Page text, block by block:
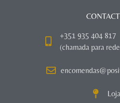
+351 935 404 817
(chamada para